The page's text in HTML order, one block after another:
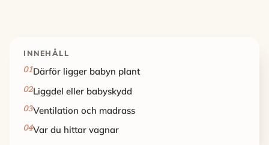
INNEHÅLL
Därför ligger babyn plant
Liggdel eller babyskydd
Ventilation och madrass
Var du hittar vagnar